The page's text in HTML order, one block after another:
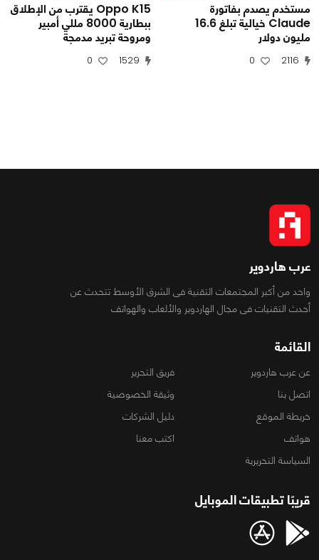
مستخدم يصدم بفاتورة
Claude خيالية تبلغ 16.6
مليون دولار
2116
0
Oppo K15 يقترب من الإطلاق
ببطارية 8000 مللي أمبير
ومروحة تبريد مدمجة
1529
0
عرب هاردوير
واحد من أكبر المجتمعات التقنية فى الشرق الأوسط تتحدث عن
أحدث التقنيات فى مجال الهاردوير والألعاب والهواتف
القائمة
عن عرب هاردوير
فريق التحرير
اتصل بنا
وثيقة الخصوصية
خريطة الموقع
دليل الشركات
هواتف
اكتب معنا
السياسة التحريرية
قريبًا تطبيقات الموبايل